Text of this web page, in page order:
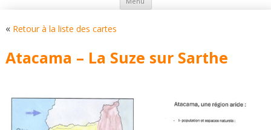
contenu
« Retour à la liste des cartes
Atacama – La Suze sur Sarthe